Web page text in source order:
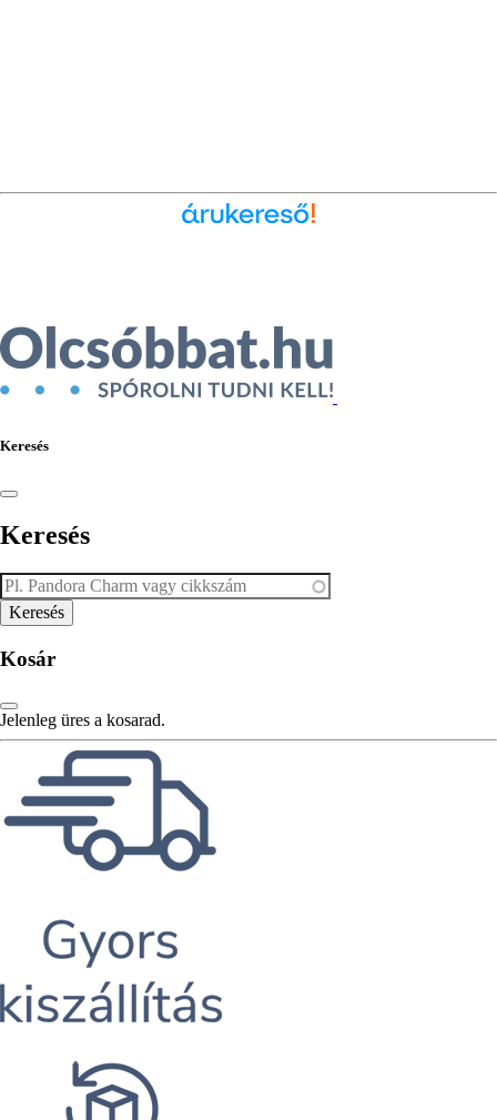
Keresés
Keresés
Kosár
Jelenleg üres a kosarad.